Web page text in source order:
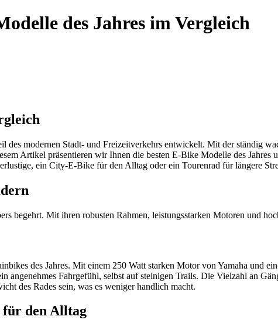
des Jahres im Vergleich
des modernen Stadt- und Freizeitverkehrs entwickelt. Mit der ständig
Artikel präsentieren wir Ihnen die besten E-Bike Modelle des
ein City-E-Bike für den Alltag oder ein Tourenrad für längere
begehrt. Mit ihren robusten Rahmen, leistungsstarken Motoren und
des Jahres. Mit einem 250 Watt starken Motor von Yamaha und
angenehmes Fahrgefühl, selbst auf steinigen Trails. Die Vielzahl an
des Rades sein, was es weniger handlich macht.
den Alltag